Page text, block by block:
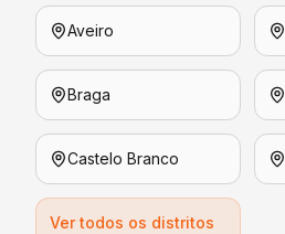
Aveiro
Braga
Castelo Branco
Ver todos os distritos